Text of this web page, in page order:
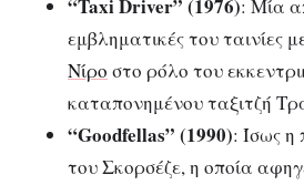
“Taxi Driver” (1976): Μία
εμβληματικές του ταινίες
Νίρο στο ρόλο του
καταπονημένου ταξιτζή
“Goodfellas” (1990): Ίσως η
του Σκορσέζε, η οποία